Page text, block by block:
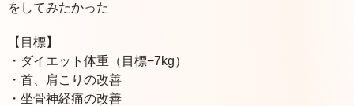
をしてみたかった
【目標】
・ダイエット体重（目標−7kg）
・首、肩こりの改善
・坐骨神経痛の改善